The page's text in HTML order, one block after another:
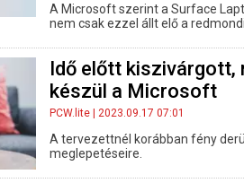
A Microsoft szerint a Surface
nem csak ezzel állt elő a redmondi
Idő előtt kiszivárgott,
készül a Microsoft
PCW.lite | 2023.09.17 07:01
A tervezettnél korábban fény
meglepetéseire.